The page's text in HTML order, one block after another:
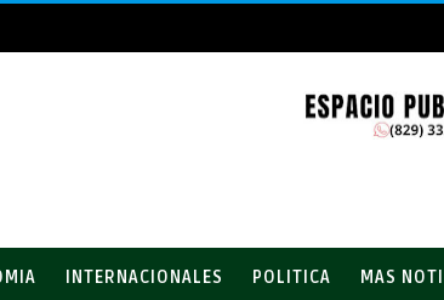
INTERNACIONALES POLITICA MAS